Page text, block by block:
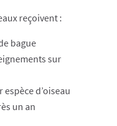
reçoivent :
bague
sur
d’oiseau
un an